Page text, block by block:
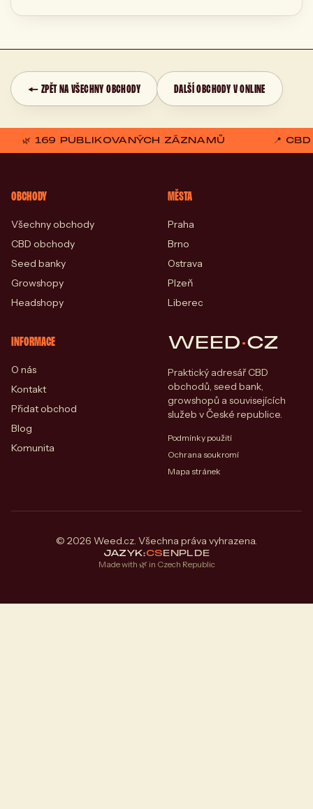
← ZPĚT NA VŠECHNY OBCHODY DALŠÍ OBCHODY V ONLINE
🌿 169 PUBLIKOVANÝCH ZÁZNAMŮ 📍
OBCHODY
Všechny obchody
CBD obchody
Seed banky
Growshopy
Headshopy
MĚSTA
Praha
Brno
Ostrava
Plzeň
Liberec
INFORMACE
O nás
Kontakt
Přidat obchod
Blog
Komunita
WEED·CZ
Praktický adresář CBD
obchodů, seed bank,
growshopů a souvisejících
služeb v České republice.
Podmínky použití
Ochrana soukromí
Mapa stránek
© 2026 Weed.cz. Všechna práva vyhrazena.
JAZYK:CSENPLDE
Made with 🌿 in Czech Republic